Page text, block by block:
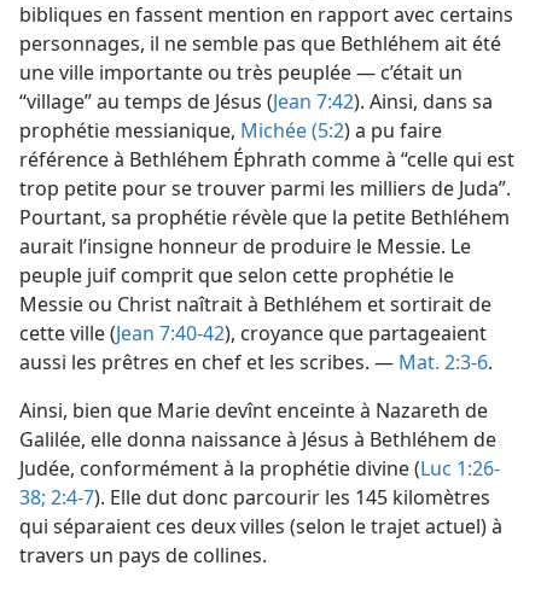
bibliques en fassent mention en rapport avec certains
personnages, il ne semble pas que Bethléhem ait été
une ville importante ou très peuplée — c’était un
“village” au temps de Jésus (Jean 7:42). Ainsi, dans sa
prophétie messianique, Michée (5:2) a pu faire
référence à Bethléhem Éphrath comme à “celle qui est
trop petite pour se trouver parmi les milliers de Juda”.
Pourtant, sa prophétie révèle que la petite Bethléhem
aurait l’insigne honneur de produire le Messie. Le
peuple juif comprit que selon cette prophétie le
Messie ou Christ naîtrait à Bethléhem et sortirait de
cette ville (Jean 7:40-42), croyance que partageaient
aussi les prêtres en chef et les scribes. — Mat. 2:3-6.
Ainsi, bien que Marie devînt enceinte à Nazareth de
Galilée, elle donna naissance à Jésus à Bethléhem de
Judée, conformément à la prophétie divine (Luc 1:26-
38; 2:4-7). Elle dut donc parcourir les 145 kilomètres
qui séparaient ces deux villes (selon le trajet actuel) à
travers un pays de collines.